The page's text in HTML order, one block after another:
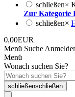
schließen×
Zur Kategorie
schließen×
0,00EUR
Menü Suche
Menü
Wonach suchen Sie?
schließenschließen